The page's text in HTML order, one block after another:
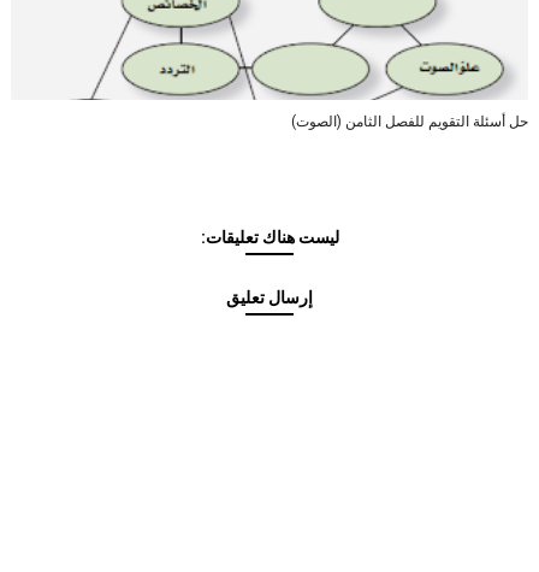
حل أسئلة التقويم للفصل الثامن (الصوت)
ليست هناك تعليقات:
إرسال تعليق